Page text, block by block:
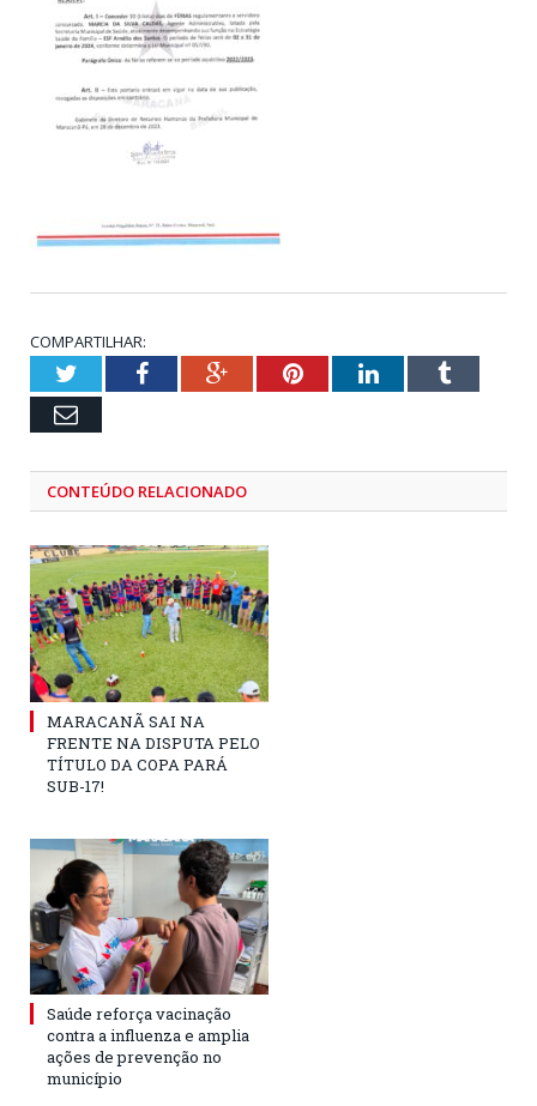
COMPARTILHAR:
TwitterFacebookGoogle+PinterestLinkedInTumblr
Email
CONTEÚDO RELACIONADO
MARACANÃ SAI NA
FRENTE NA DISPUTA PELO
TÍTULO DA COPA PARÁ
SUB-17!
Saúde reforça vacinação
contra a influenza e amplia
ações de prevenção no
município